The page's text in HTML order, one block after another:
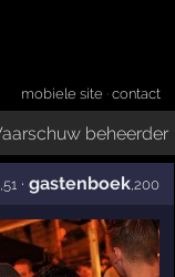
mobiele site ·contact
,51 ·gastenboek,200